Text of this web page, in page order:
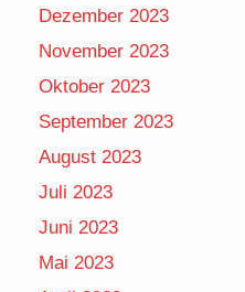
Dezember 2023
November 2023
Oktober 2023
September 2023
August 2023
Juli 2023
Juni 2023
Mai 2023